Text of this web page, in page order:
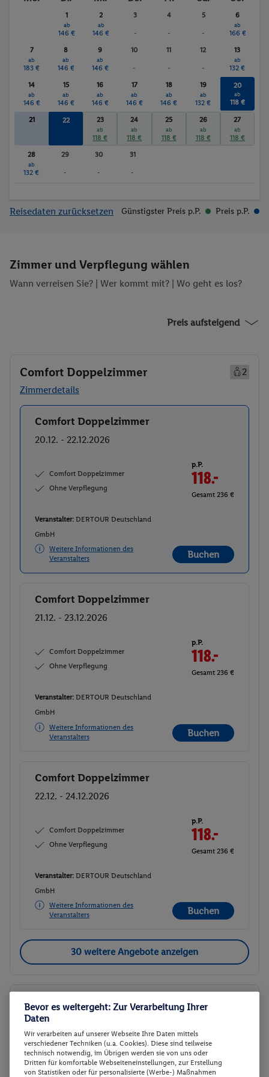
1
ab
146 €
2
ab
146 €
3
-
4
-
5
-
6
ab
166 €
7
ab
183 €
8
ab
146 €
9
ab
146 €
10
-
11
-
12
-
13
ab
132 €
14
ab
146 €
15
ab
146 €
16
ab
146 €
17
ab
146 €
18
ab
146 €
19
ab
132 €
20
ab
118 €
21 22 23
ab
118 €
24
ab
118 €
25
ab
118 €
26
ab
118 €
27
ab
118 €
28
ab
132 €
29
-
30
-
31
-
Reisedaten zurücksetzen Günstigster Preis p.P. Preis p.P.
Zimmer und Verpflegung wählen
Wann verreisen Sie? | Wer kommt mit? | Wo geht es los?
Preis aufsteigend
Comfort Doppelzimmer
2
Zimmerdetails
Buchen
Comfort Doppelzimmer
20.12. - 22.12.2026
Comfort Doppelzimmer
Ohne Verpflegung
p.P.
118.-
Gesamt 236 €
Veranstalter: DERTOUR Deutschland
GmbH
Weitere Informationen des
Veranstalters
Buchen
Buchen
Comfort Doppelzimmer
21.12. - 23.12.2026
Comfort Doppelzimmer
Ohne Verpflegung
p.P.
118.-
Gesamt 236 €
Veranstalter: DERTOUR Deutschland
GmbH
Weitere Informationen des
Veranstalters
Buchen
Buchen
Comfort Doppelzimmer
22.12. - 24.12.2026
Comfort Doppelzimmer
Ohne Verpflegung
p.P.
118.-
Gesamt 236 €
Veranstalter: DERTOUR Deutschland
GmbH
Weitere Informationen des
Veranstalters
Buchen
30 weitere Angebote anzeigen
Premium Doppel-/Zweibettzimmer
Zimmerdetails
Buchen
Premium Doppel-/Zweibettzimmer
20.12. - 22.12.2026
Bevor es weitergeht: Zur Verarbeitung Ihrer
Daten
Wir verarbeiten auf unserer Webseite Ihre Daten mittels
verschiedener Techniken (u.a. Cookies). Diese sind teilweise
technisch notwendig, im Übrigen werden sie von uns oder
Dritten für komfortable Webseiteneinstellungen, zur Erstellung
von Statistiken oder für personalisierte (Werbe-) Maßnahmen